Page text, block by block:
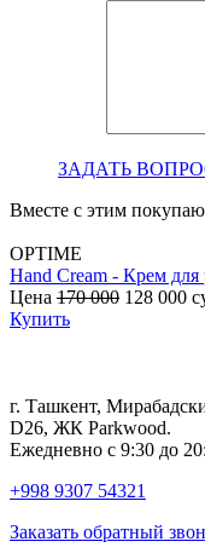
ЗАДАТЬ
Вместе с этим
OPTIME
Hand Cream - Крем для
Цена 170 000 128 000
Купить
г. Ташкент,
D26, ЖК Раrkwood.
Ежедневно с 9:30 до
+998 9307 54321
Заказать обратный